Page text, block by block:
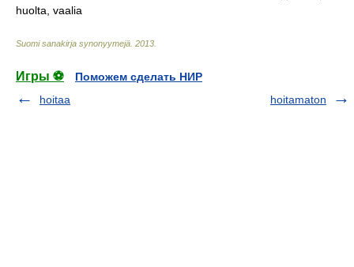
huolta, vaalia
Suomi sanakirja synonyymejä 2013
Игры ⚽
Поможем сделать НИР
hoitaa
hoitamaton